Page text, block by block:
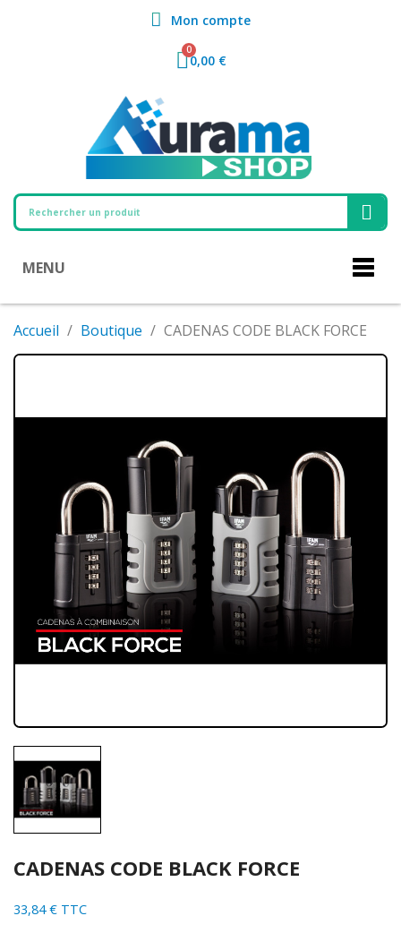
Mon compte
0,00 €
MENU
Accueil Boutique CADENAS CODE BLACK FORCE
CADENAS CODE BLACK FORCE
33,84 € TTC